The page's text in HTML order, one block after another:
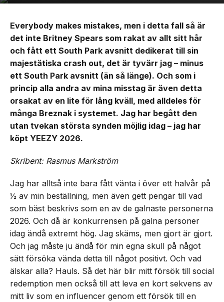
Everybody makes mistakes, men i detta fall så är
det inte Britney Spears som rakat av allt sitt hår
och fått ett South Park avsnitt dedikerat till sin
majestätiska crash out, det är tyvärr jag – minus
ett South Park avsnitt (än så länge). Och som i
princip alla andra av mina misstag är även detta
orsakat av en lite för lång kväll, med alldeles för
många Breznak i systemet. Jag har begått den
utan tvekan största synden möjlig idag – jag har
köpt YEEZY 2026.
Skribent: Rasmus Markström
Jag har alltså inte bara fått vänta i över ett halvår på
½ av min beställning, men även gett pengar till vad
som bäst beskrivs som en av de galnaste personerna
2026. Och då är konkurrensen på galna personer
idag ändå extremt hög. Jag skäms, men gjort är gjort.
Och jag måste ju ändå för min egna skull på något
sätt försöka vända detta till något positivt. Och vad
älskar alla? Hauls. Så det här blir mitt försök till social
redemption men också till att leva en kort sekvens av
mitt liv som en influencer genom ett försök till en